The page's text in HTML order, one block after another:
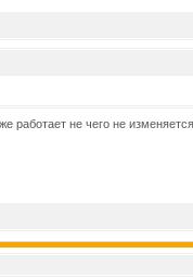
работает не чего не